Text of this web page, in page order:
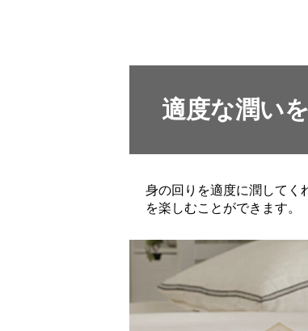
適度な潤い
身の回りを適度に潤してく
を楽しむことができます。